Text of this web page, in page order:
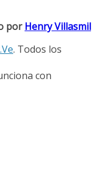
porHenry Villasmil
. Todos los
con